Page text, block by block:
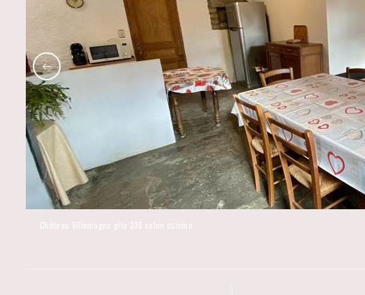
Château Villemagne gîte 336 salon cuisine